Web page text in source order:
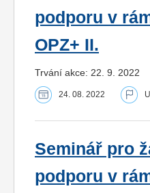
podporu v
OPZ+ II.
Trvání akce: 22. 9. 2022
24. 08. 2022
Seminář pro
podporu v